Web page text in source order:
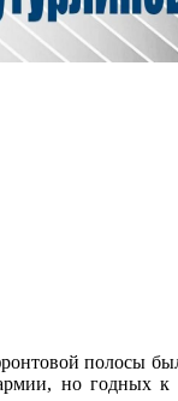
полосы
но годных